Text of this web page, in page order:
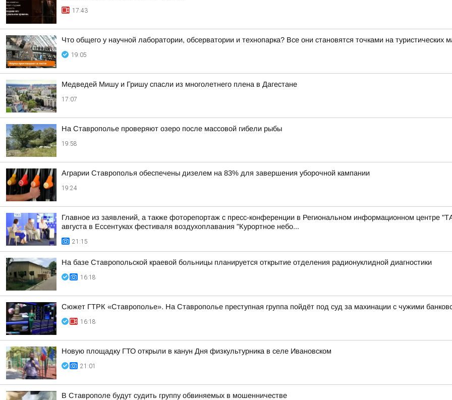
17:43
Что общего у научной лаборатории, обсерватории и технопарка? Все они становятся точками на туристических
19:05
Медведей Мишу и Гришу спасли из многолетнего плена в Дагестане
17:07
На Ставрополье проверяют озеро после массовой гибели рыбы
19:58
Аграрии Ставрополья обеспечены дизелем на 83% для завершения уборочной кампании
19:24
Главное из заявлений, а также фоторепортаж с пресс-конференции в Региональном информационном центре
августа в Ессентуках фестиваля воздухоплавания "Курортное небо...
21:15
На базе Ставропольской краевой больницы планируется открытие отделения радионуклидной диагностики
16:18
Сюжет ГТРК «Ставрополье». На Ставрополье преступная группа пойдёт под суд за махинации с чужими
16:18
Новую площадку ГТО открыли в канун Дня физкультурника в селе Ивановском
21:01
В Ставрополе будут судить группу обвиняемых в мошенничестве